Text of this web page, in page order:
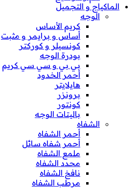
الماكياج و التجميل
الوجه
كريم الأساس
أساس و برايمر و مثبت
كونسيلر و كوركتر
بودرة الوجه
بي بي و سي سي كريم
أحمر الخدود
هايلايتر
برونزر
كونتور
باليتات الوجه
الشفاه
أحمر الشفاه
أحمر شفاه سائل
ملمع الشفاه
محدد الشفاه
نافخ الشفاه
مرطب الشفاه